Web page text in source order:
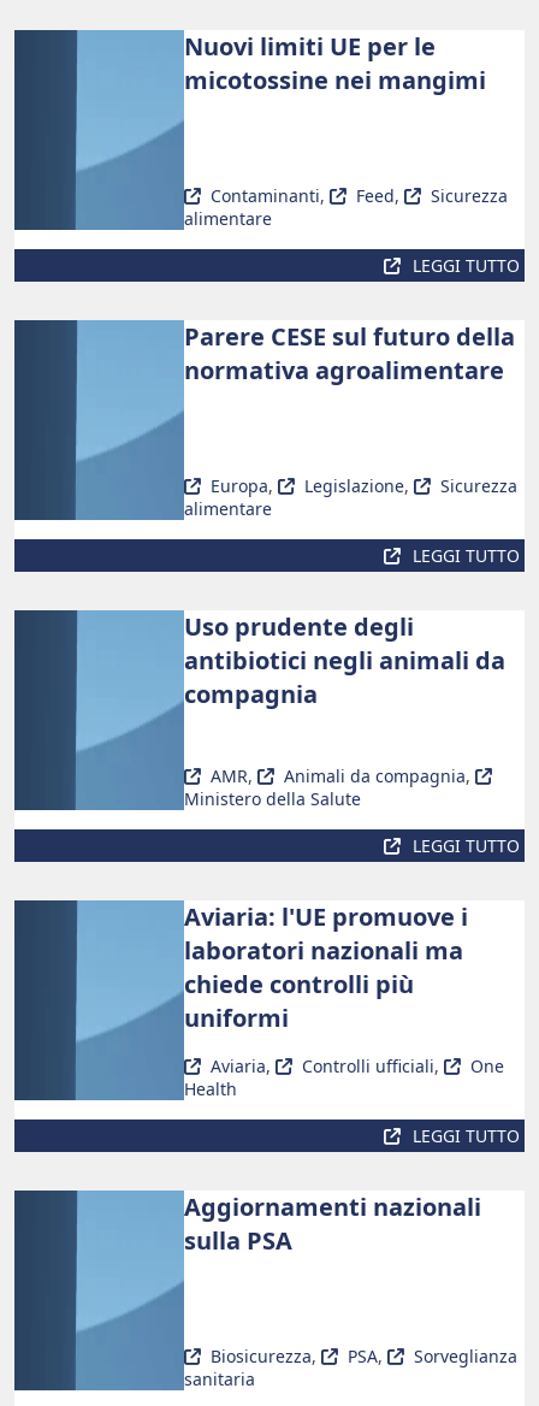
Nuovi limiti UE per le
micotossine nei mangimi
Contaminanti, Feed,
Sicurezza
alimentare
LEGGI TUTTO
Parere CESE sul futuro della
normativa agroalimentare
Europa, Legislazione,
Sicurezza
alimentare
LEGGI TUTTO
Uso prudente degli
antibiotici negli animali da
compagnia
AMR, Animali da compagnia,
Ministero della Salute
LEGGI TUTTO
Aviaria: l'UE promuove i
laboratori nazionali ma
chiede controlli più
uniformi
Aviaria, Controlli ufficiali,
One
Health
LEGGI TUTTO
Aggiornamenti nazionali
sulla PSA
Biosicurezza, PSA,
Sorveglianza
sanitaria